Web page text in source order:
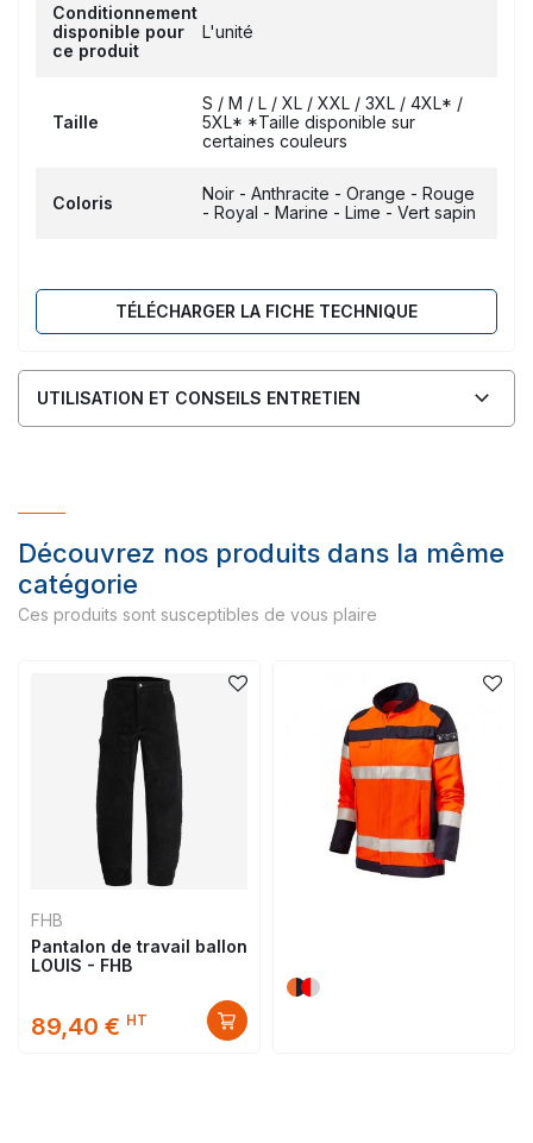
Conditionnement
disponible pour
ce produit
L'unité
Taille
S / M / L / XL / XXL / 3XL / 4XL* /
5XL* *Taille disponible sur
certaines couleurs
Coloris
Noir - Anthracite - Orange - Rouge
- Royal - Marine - Lime - Vert sapin
TÉLÉCHARGER LA FICHE TECHNIQUE
UTILISATION ET CONSEILS ENTRETIEN
Découvrez nos produits dans la même
catégorie
Ces produits sont susceptibles de vous plaire
FHB
Pantalon de travail ballon
LOUIS - FHB
89,40 € HT